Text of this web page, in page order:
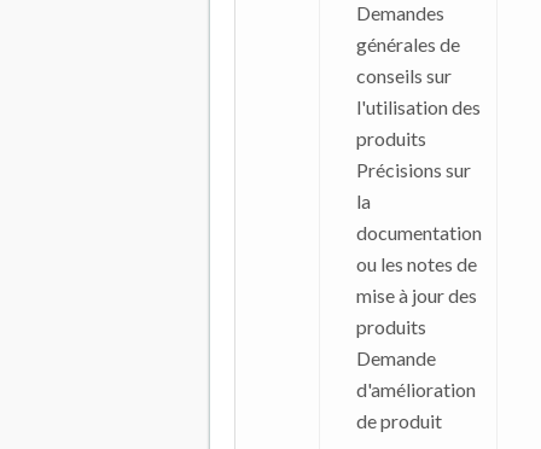
Demandes
générales de
conseils sur
l'utilisation des
produits
Précisions sur
la
documentation
ou les notes de
mise à jour des
produits
Demande
d'amélioration
de produit